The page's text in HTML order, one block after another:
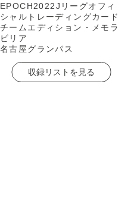
EPOCH2022Jリーグオフィ
シャルトレーディングカード
チームエディション・メモラ
ビリア
名古屋グランパス
収録リストを見る